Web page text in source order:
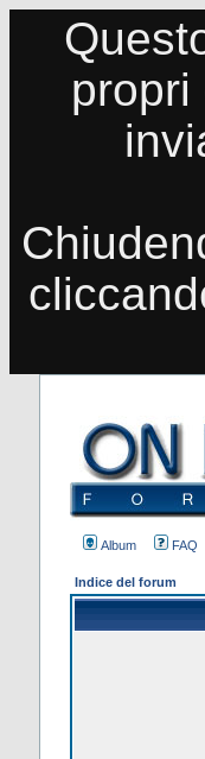
Album FAQ
Indice del forum